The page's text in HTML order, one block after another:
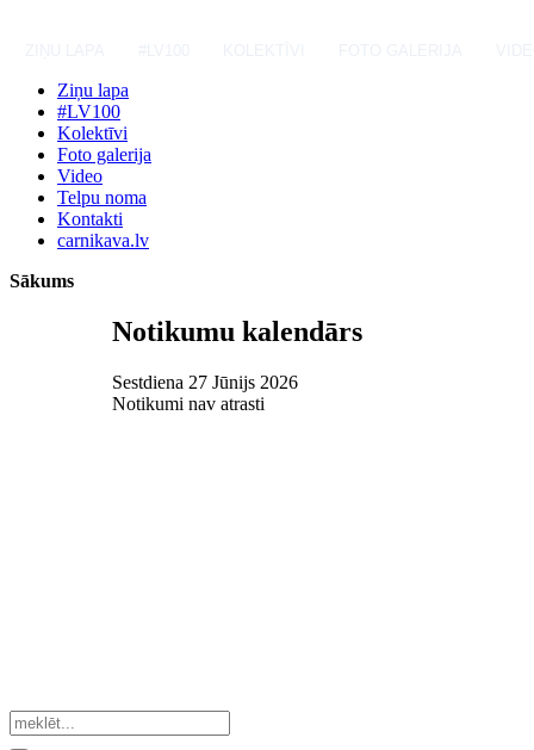
Ziņu lapa
#LV100
Kolektīvi
Foto galerija
Video
Telpu noma
Kontakti
carnikava.lv
Sākums
Notikumu kalendārs
Sestdiena 27 Jūnijs 2026
Notikumi nav atrasti